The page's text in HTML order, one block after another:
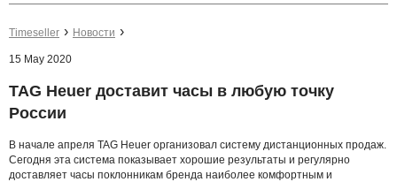
Timeseller Новости
15 May 2020
TAG Heuer доставит часы в любую точку
России
В начале апреля TAG Heuer организовал систему дистанционных продаж.
Сегодня эта система показывает хорошие результаты и регулярно
доставляет часы поклонникам бренда наиболее комфортным и